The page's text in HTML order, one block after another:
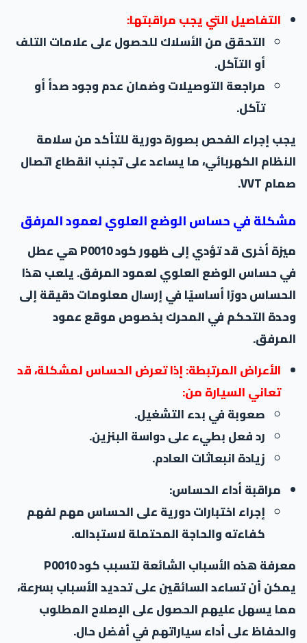
التفاصيل التي يجب مراقبتها:
التحقق من الأسلاك للحصول على علامات التلف
أو التآكل.
مراجعة التوصيلات وضمان عدم وجود صدأ أو
تآكل.
يجب إجراء الفحص بصورة دورية للتأكد من سلامة
النظام الكهربائي، ما يساعد على تجنب انقطاع اتصال
صمام VVT.
مشكلة في حساس الوضع العلوي لعمود المرفق
ميزة أخرى قد تؤدي إلى ظهور كود P0010 هي عطل
في حساس الوضع العلوي لعمود المرفق. يلعب هذا
الحساس دورًا أساسيًا في إرسال معلومات دقيقة إلى
وحدة التحكم في المحرك بخصوص موقع عمود
المرفق.
الأعراض المرتبطة: إذا تعرض الحساس لمشكلة، قد
تعاني السيارة من:
صعوبة في بدء التشغيل.
رد فعل بطيء على دواسة البنزين.
زيادة انبعاثات العادم.
مراقبة أداء الحساس:
إجراء اختبارات دورية على الحساس مهم لفهم
كفاءته والحاجة المحتملة لاستبداله.
معرفة هذه الأسباب الشائعة لتسبب كود P0010
يمكن أن تساعد السائقين على تحديد الأسباب بسرعة،
مما يسهل عليهم الحصول على الإصلاح المطلوب
والحفاظ على أداء سياراتهم في أفضل حال.